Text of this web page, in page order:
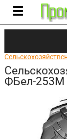
ФБел-253М